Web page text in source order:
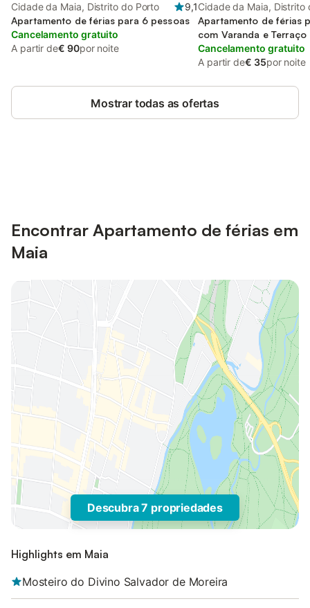
Cidade da Maia, Distrito do Porto
9,1
Apartamento de férias para 6 pessoas
Cancelamento gratuito
A partir de€ 90por noite
Cidade da Maia, Distrito
Apartamento de férias
com Varanda e
Cancelamento gratuito
A partir de€ 35por noite
Mostrar todas as ofertas
Encontrar Apartamento de férias em
Maia
Descubra 7 propriedades
Highlights em Maia
Mosteiro do Divino Salvador de Moreira